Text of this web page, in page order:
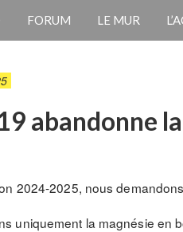
FORUM LE MUR
abandonne
2024-2025, nous
uniquement la magnésie en